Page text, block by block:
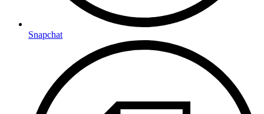
Snapchat